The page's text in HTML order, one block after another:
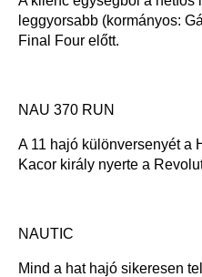
leggyorsabb (kormányos:
Final Four előtt.
NAU 370 RUN
A 11 hajó különversenyét a
Kacor király nyerte a
NAUTIC
Mind a hat hajó sikeresen